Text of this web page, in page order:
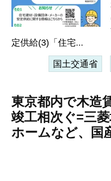
定供給(3)「住宅...
国土交通省
東京都内で木造
竣工相次ぐ=三
ホームなど、国